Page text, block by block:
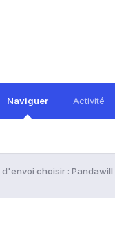
Naviguer Activité
d'envoi choisir : Pandawill